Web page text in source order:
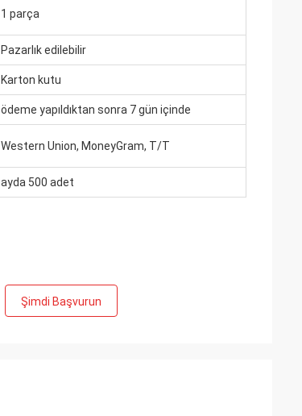
1 parça
Pazarlık edilebilir
Karton kutu
ödeme yapıldıktan sonra 7 gün içinde
Western Union, MoneyGram, T/T
ayda 500 adet
Şimdi Başvurun